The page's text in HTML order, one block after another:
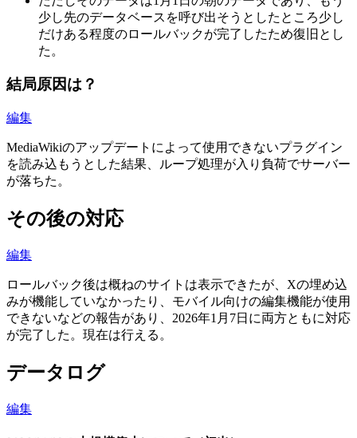
少し先のデータベースを呼び出そうとしたところ少し
だけある程度のロールバックが完了したため復旧とし
た。
結局原因は？
編集
MediaWikiのアップデートによって使用できないプラグイン
を読み込もうとした結果、ループ処理が入り負荷でサーバー
が落ちた。
その後の対応
編集
ロールバック後は概ねのサイトは表示できたが、Xの埋め込
みが機能していなかったり、モバイル向けの編集機能が使用
できないなどの報告があり、2026年1月7日に両方ともに対応
が完了した。現在は行える。
データログ
編集